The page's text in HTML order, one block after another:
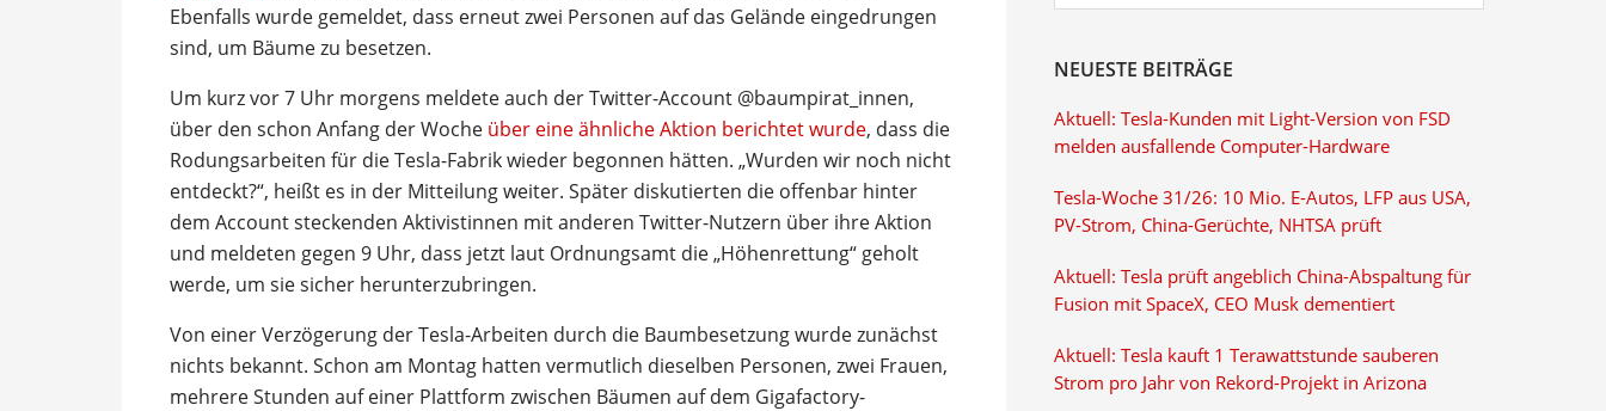
Ebenfalls wurde gemeldet, dass erneut zwei Personen auf das Gelände eingedrungen
sind, um Bäume zu besetzen.
Um kurz vor 7 Uhr morgens meldete auch der Twitter-Account @baumpirat_innen,
über den schon Anfang der Woche über eine ähnliche Aktion berichtet wurde, dass die
Rodungsarbeiten für die Tesla-Fabrik wieder begonnen hätten. „Wurden wir noch nicht
entdeckt?“, heißt es in der Mitteilung weiter. Später diskutierten die offenbar hinter
dem Account steckenden Aktivistinnen mit anderen Twitter-Nutzern über ihre Aktion
und meldeten gegen 9 Uhr, dass jetzt laut Ordnungsamt die „Höhenrettung“ geholt
werde, um sie sicher herunterzubringen.
Von einer Verzögerung der Tesla-Arbeiten durch die Baumbesetzung wurde zunächst
nichts bekannt. Schon am Montag hatten vermutlich dieselben Personen, zwei Frauen,
mehrere Stunden auf einer Plattform zwischen Bäumen auf dem Gigafactory-
NEUESTE BEITRÄGE
Aktuell: Tesla-Kunden mit Light-Version von FSD
melden ausfallende Computer-Hardware
Tesla-Woche 31/26: 10 Mio. E-Autos, LFP aus USA,
PV-Strom, China-Gerüchte, NHTSA prüft
Aktuell: Tesla prüft angeblich China-Abspaltung für
Fusion mit SpaceX, CEO Musk dementiert
Aktuell: Tesla kauft 1 Terawattstunde sauberen
Strom pro Jahr von Rekord-Projekt in Arizona